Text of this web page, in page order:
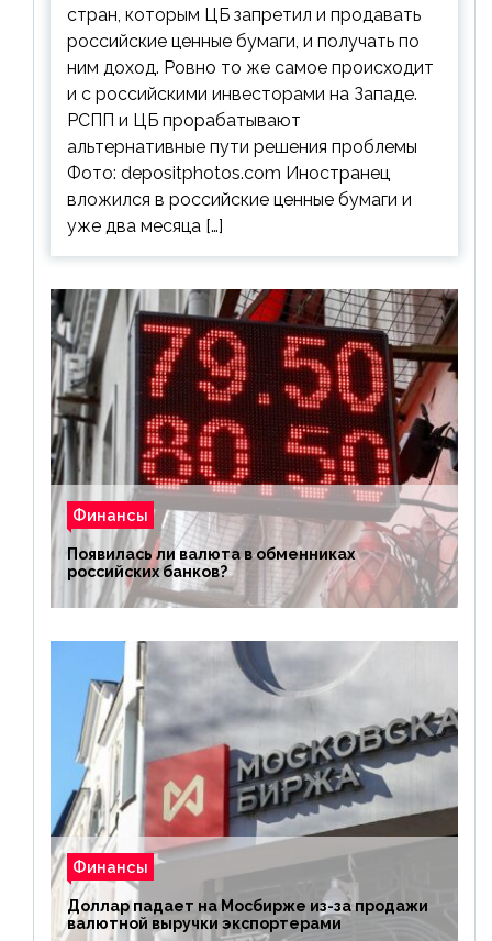
стран, которым ЦБ запретил и продавать
российские ценные бумаги, и получать по
ним доход. Ровно то же самое происходит
и с российскими инвесторами на Западе.
РСПП и ЦБ прорабатывают
альтернативные пути решения проблемы
Фото: depositphotos.com Иностранец
вложился в российские ценные бумаги и
уже два месяца […]
Финансы
Появилась ли валюта в обменниках
российских банков?
Финансы
Доллар падает на Мосбирже из-за продажи
валютной выручки экспортерами